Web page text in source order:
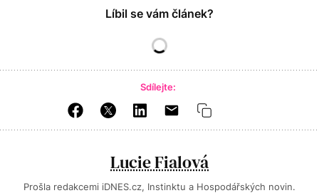
Líbil se vám článek?
Sdílejte:
Lucie Fialová
Prošla redakcemi iDNES.cz, Instinktu a Hospodářských novin.